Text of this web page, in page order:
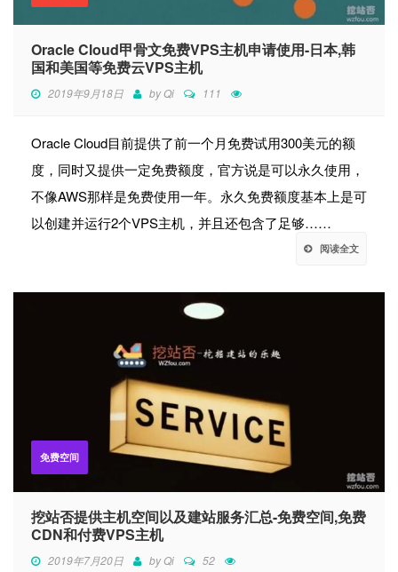
Oracle Cloud甲骨文免费VPS主机申请使用-日本,韩
国和美国等免费云VPS主机
2019年9月18日 byQi 111
Oracle Cloud目前提供了前一个月免费试用300美元的额
度，同时又提供一定免费额度，官方说是可以永久使用，
不像AWS那样是免费使用一年。永久免费额度基本上是可
以创建并运行2个VPS主机，并且还包含了足够……
阅读全文
免费空间
挖站否提供主机空间以及建站服务汇总-免费空间,免费
CDN和付费VPS主机
2019年7月20日 byQi 52